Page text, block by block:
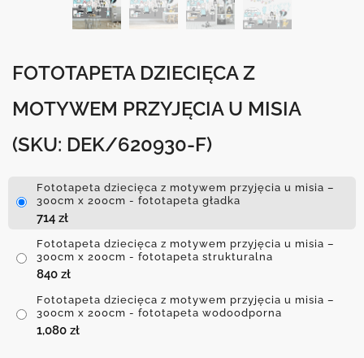
FOTOTAPETA DZIECIĘCA Z
MOTYWEM PRZYJĘCIA U MISIA
(SKU: DEK/620930-F)
Fototapeta dziecięca z motywem przyjęcia u misia –
300cm x 200cm - fototapeta gładka
714 zł
Fototapeta dziecięca z motywem przyjęcia u misia –
300cm x 200cm - fototapeta strukturalna
840 zł
Fototapeta dziecięca z motywem przyjęcia u misia –
300cm x 200cm - fototapeta wodoodporna
1,080 zł